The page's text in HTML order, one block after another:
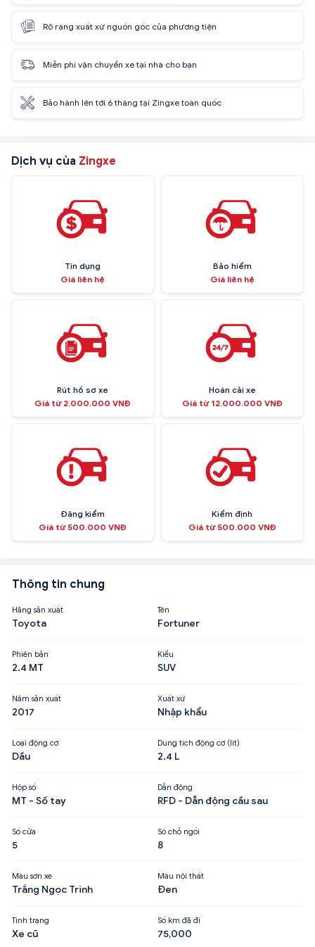
Rõ ràng xuất xứ nguồn gốc của phương tiện
Miễn phí vận chuyển xe tại nhà cho bạn
Bảo hành lên tới 6 tháng tại Zingxe toàn quốc
Dịch vụ của Zingxe
Tín dụng
Giá liên hệ
Bảo hiểm
Giá liên hệ
Rút hồ sơ xe
Giá từ 2.000.000 VNĐ
Hoán cải xe
Giá từ 12.000.000 VNĐ
Đăng kiểm
Giá từ 500.000 VNĐ
Kiểm định
Giá từ 500.000 VNĐ
Thông tin chung
Hãng sản xuất
Toyota
Tên
Fortuner
Phiên bản
2.4 MT
Kiểu
SUV
Năm sản xuất
2017
Xuất xứ
Nhập khẩu
Loại động cơ
Dầu
Dung tích động cơ (lít)
2.4 L
Hộp số
MT - Số tay
Dẫn động
RFD - Dẫn động cầu sau
Số cửa
5
Số chỗ ngồi
8
Màu sơn xe
Trắng Ngọc Trinh
Màu nội thất
Đen
Tình trạng
Xe cũ
Số km đã đi
75,000